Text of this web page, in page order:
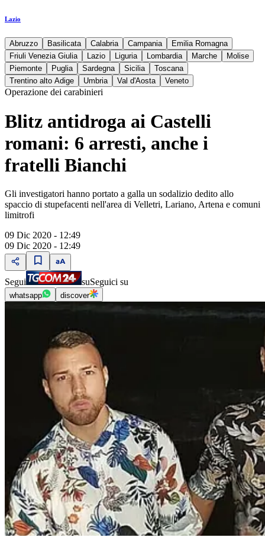
Lazio
Abruzzo Basilicata Calabria Campania
Emilia Romagna
Friuli Venezia Giulia
Lazio Liguria Lombardia Marche
Molise
Piemonte
Puglia Sardegna Sicilia
Toscana
Trentino alto Adige
Umbria Val d'Aosta Veneto
Operazione dei carabinieri
Blitz antidroga ai Castelli
romani: 6 arresti, anche i
fratelli Bianchi
Gli investigatori hanno portato a galla un sodalizio dedito allo
spaccio di stupefacenti nell'area di Velletri, Lariano, Artena e comuni
limitrofi
09 Dic 2020 - 12:49
09 Dic 2020 - 12:49
Segui suSeguici su
whatsapp discover